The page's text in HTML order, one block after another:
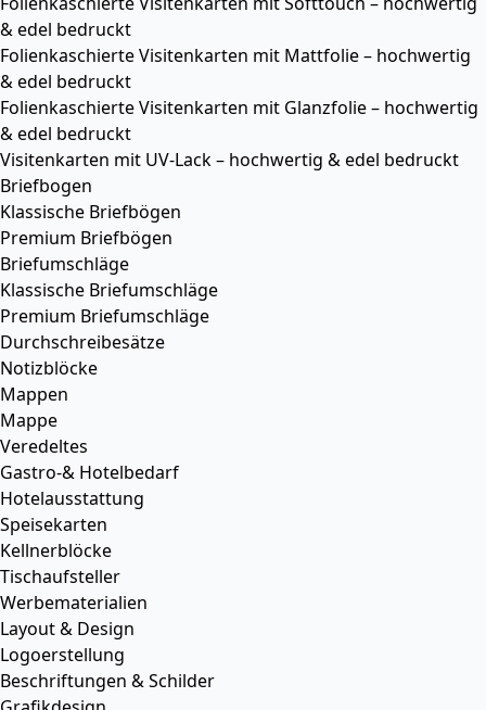
& edel bedruckt
Folienkaschierte Visitenkarten mit Mattfolie – hochwertig
& edel bedruckt
Folienkaschierte Visitenkarten mit Glanzfolie – hochwertig
& edel bedruckt
Visitenkarten mit UV-Lack – hochwertig & edel bedruckt
Briefbogen
Klassische Briefbögen
Premium Briefbögen
Briefumschläge
Klassische Briefumschläge
Premium Briefumschläge
Durchschreibesätze
Notizblöcke
Mappen
Mappe
Veredeltes
Gastro-& Hotelbedarf
Hotelausstattung
Speisekarten
Kellnerblöcke
Tischaufsteller
Werbematerialien
Layout & Design
Logoerstellung
Beschriftungen & Schilder